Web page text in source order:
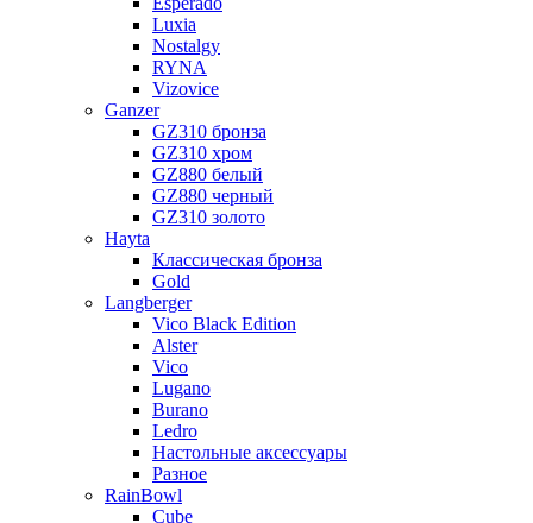
Luxia
Nostalgy
RYNA
Vizovice
Ganzer
GZ310 бронза
GZ310 хром
GZ880 белый
GZ880 черный
GZ310 золото
Hayta
Классическая бронза
Gold
Langberger
Vico Black Edition
Alster
Vico
Lugano
Burano
Ledro
Настольные аксессуары
Разное
RainBowl
Cube